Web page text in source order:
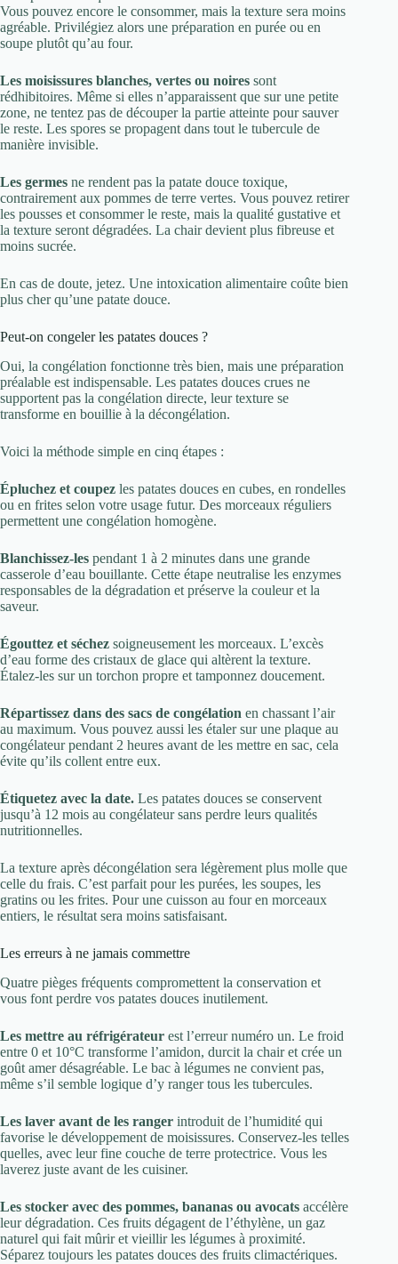
Vous pouvez encore le consommer, mais la texture sera moins
agréable. Privilégiez alors une préparation en purée ou en
soupe plutôt qu’au four.
Les moisissures blanches, vertes ou noires sont
rédhibitoires. Même si elles n’apparaissent que sur une petite
zone, ne tentez pas de découper la partie atteinte pour sauver
le reste. Les spores se propagent dans tout le tubercule de
manière invisible.
Les germes ne rendent pas la patate douce toxique,
contrairement aux pommes de terre vertes. Vous pouvez retirer
les pousses et consommer le reste, mais la qualité gustative et
la texture seront dégradées. La chair devient plus fibreuse et
moins sucrée.
En cas de doute, jetez. Une intoxication alimentaire coûte bien
plus cher qu’une patate douce.
Peut-on congeler les patates douces ?
Oui, la congélation fonctionne très bien, mais une préparation
préalable est indispensable. Les patates douces crues ne
supportent pas la congélation directe, leur texture se
transforme en bouillie à la décongélation.
Voici la méthode simple en cinq étapes :
Épluchez et coupez les patates douces en cubes, en rondelles
ou en frites selon votre usage futur. Des morceaux réguliers
permettent une congélation homogène.
Blanchissez-les pendant 1 à 2 minutes dans une grande
casserole d’eau bouillante. Cette étape neutralise les enzymes
responsables de la dégradation et préserve la couleur et la
saveur.
Égouttez et séchez soigneusement les morceaux. L’excès
d’eau forme des cristaux de glace qui altèrent la texture.
Étalez-les sur un torchon propre et tamponnez doucement.
Répartissez dans des sacs de congélation en chassant l’air
au maximum. Vous pouvez aussi les étaler sur une plaque au
congélateur pendant 2 heures avant de les mettre en sac, cela
évite qu’ils collent entre eux.
Étiquetez avec la date. Les patates douces se conservent
jusqu’à 12 mois au congélateur sans perdre leurs qualités
nutritionnelles.
La texture après décongélation sera légèrement plus molle que
celle du frais. C’est parfait pour les purées, les soupes, les
gratins ou les frites. Pour une cuisson au four en morceaux
entiers, le résultat sera moins satisfaisant.
Les erreurs à ne jamais commettre
Quatre pièges fréquents compromettent la conservation et
vous font perdre vos patates douces inutilement.
Les mettre au réfrigérateur est l’erreur numéro un. Le froid
entre 0 et 10°C transforme l’amidon, durcit la chair et crée un
goût amer désagréable. Le bac à légumes ne convient pas,
même s’il semble logique d’y ranger tous les tubercules.
Les laver avant de les ranger introduit de l’humidité qui
favorise le développement de moisissures. Conservez-les telles
quelles, avec leur fine couche de terre protectrice. Vous les
laverez juste avant de les cuisiner.
Les stocker avec des pommes, bananas ou avocats accélère
leur dégradation. Ces fruits dégagent de l’éthylène, un gaz
naturel qui fait mûrir et vieillir les légumes à proximité.
Séparez toujours les patates douces des fruits climactériques.